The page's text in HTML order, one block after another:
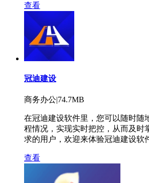
查看
冠迪建设
商务办公|74.7MB
在冠迪建设软件里，您可以随时随
程情况，实现实时把控，从而及时
求的用户，欢迎来体验冠迪建设软
查看